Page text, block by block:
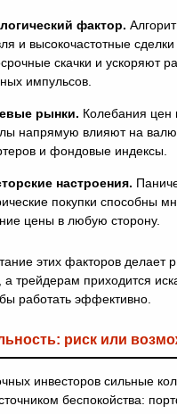
фактор.
и высокочастотные
скачки и ускоряют
импульсов.
рынки. Колебания цен
напрямую влияют на
и фондовые индексы.
настроения.
покупки способны
цены в любую сторону.
этих факторов делает
трейдерам приходится
работать эффективно.
риск или
инвесторов сильные
беспокойства: